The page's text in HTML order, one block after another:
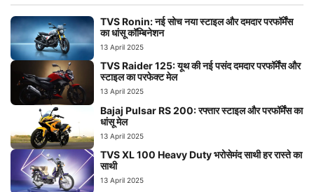
TVS Ronin: नई सोच नया स्टाइल और दमदार परफॉर्मेंस
का धांसू कॉम्बिनेशन
13 April 2025
TVS Raider 125: यूथ की नई पसंद दमदार परफॉर्मेंस और
स्टाइल का परफेक्ट मेल
13 April 2025
Bajaj Pulsar RS 200: रफ्तार स्टाइल और परफॉर्मेंस का
धांसू मेल
13 April 2025
TVS XL 100 Heavy Duty भरोसेमंद साथी हर रास्ते का
साथी
13 April 2025